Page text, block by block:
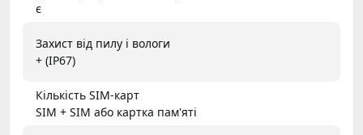
є
Захист від пилу і вологи
+ (IP67)
Кількість SIM-карт
SIM + SIM або картка пам'яті